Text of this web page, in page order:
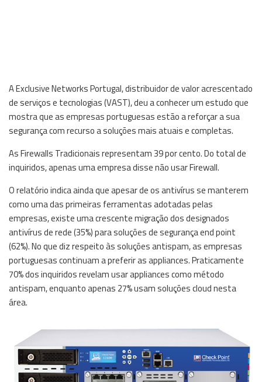
A Exclusive Networks Portugal, distribuidor de valor acrescentado
de serviços e tecnologias (VAST), deu a conhecer um estudo que
mostra que as empresas portuguesas estão a reforçar a sua
segurança com recurso a soluções mais atuais e completas.
As Firewalls Tradicionais representam 39 por cento. Do total de
inquiridos, apenas uma empresa disse não usar Firewall.
O relatório indica ainda que apesar de os antivírus se manterem
como uma das primeiras ferramentas adotadas pelas
empresas, existe uma crescente migração dos designados
antivírus de rede (35%) para soluções de segurança end point
(62%). No que diz respeito às soluções antispam, as empresas
portuguesas continuam a preferir as appliances. Praticamente
70% dos inquiridos revelam usar appliances como método
antispam, enquanto apenas 27% usam soluções cloud nesta
área.